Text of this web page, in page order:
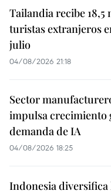
Tailandia recibe 18,5
turistas extranjeros
julio
04/08/2026 21:18
Sector
impulsa crecimiento
demanda de IA
04/08/2026 18:25
Indonesia diversifica